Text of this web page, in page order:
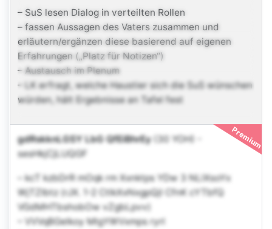
– SuS lesen Dialog in verteilten Rollen
– fassen Aussagen des Vaters zusammen und
erläutern/ergänzen diese basierend auf eigenen
Erfahrungen („Platz für Notizen“)
– Austausch im Plenum
– LK erfragt, welche Haustier sich die SuS wünschen
würden, hält Ergebnisse an Tafel fest
Premium
gdRskknLGSY LbG QfEiBhrEy (30 YOH)
sesHkjCjLUQGF
– kcT kzbDrR mOqk rm Xxnktps YDw 3 NLlXsoYx
WjTZIbtz (rJX. 1-2 CtlkXxNxgpQjl CfnK cYTbfQ
VGdMHTbshobOw vZgbLpvv)
– VVVqBGelkoy MlgYWVxmps ryrl